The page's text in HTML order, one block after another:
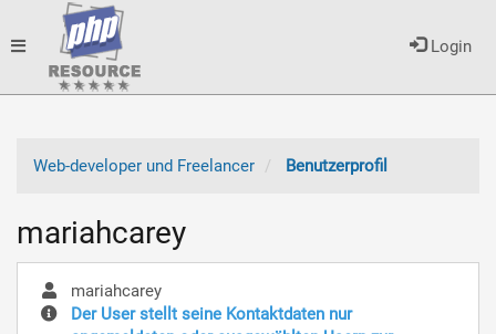
Login
Toggle
Web-developer und Freelancer
Benutzerprofil
mariahcarey
mariahcarey
Der User stellt seine Kontaktdaten nur